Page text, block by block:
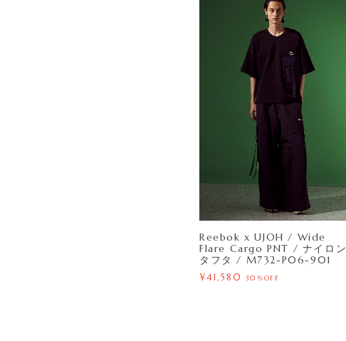
Reebok x UJOH / Wide
Flare Cargo PNT / ナイロン
タフタ / M732-P06-901
¥41,580 30%OFF